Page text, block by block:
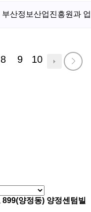
산정보산업진흥원과
8 9 10
양정동) 양정센텀빌